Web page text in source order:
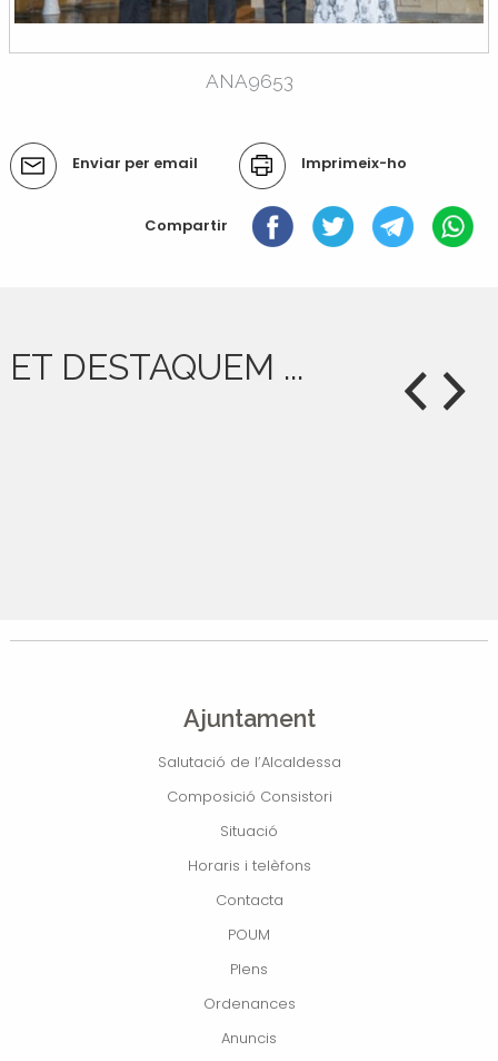
ANA9653
Accions
del
Enviar per email Imprimeix-ho
Compartir
ET DESTAQUEM ...
Ajuntament
Salutació de l’Alcaldessa
Composició Consistori
Situació
Horaris i telèfons
Contacta
POUM
Plens
Ordenances
Anuncis